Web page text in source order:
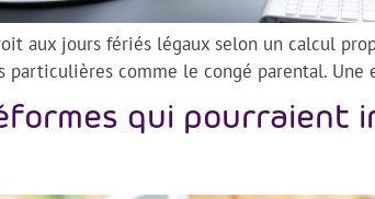
aux jours fériés légaux selon un calcul
comme le congé parental.
qui